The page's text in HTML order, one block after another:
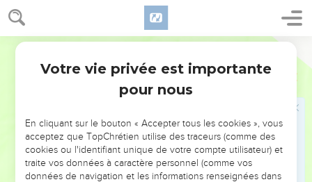
5
32 Mais ceux qui se portent mal. Je suis venu appeler à la
repentance, non les justes, mais les pécheurs.
Jésus et le jeûne
Ils lui dirent aussi : Pourquoi les disciples de Jean jeûnent-
pharisiens ; au lieu que les tiens mangent et boivent ?
Il leur dit : Pouvez-vous faire jeûner les amis de l'époux,
pendant que l'époux est avec eux ?
Votre vie privée est importante
pour nous
En cliquant sur le bouton « Accepter tous les cookies », vous
acceptez que TopChrétien utilise des traceurs (comme des
cookies ou l'identifiant unique de votre compte utilisateur) et
traite vos données à caractère personnel (comme vos
données de navigation et les informations renseignées dans